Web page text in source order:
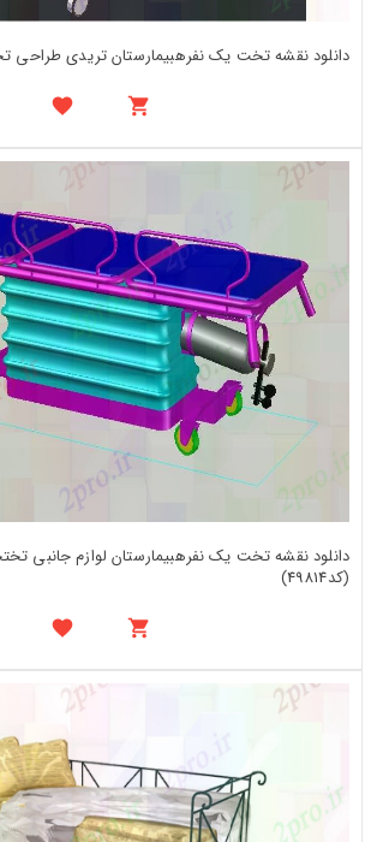
دانلود نقشه تخت یک نفرهبیمارستان تریدی طراحی
دانلود نقشه تخت یک نفرهبیمارستان لوازم جانبی
(کد49814)